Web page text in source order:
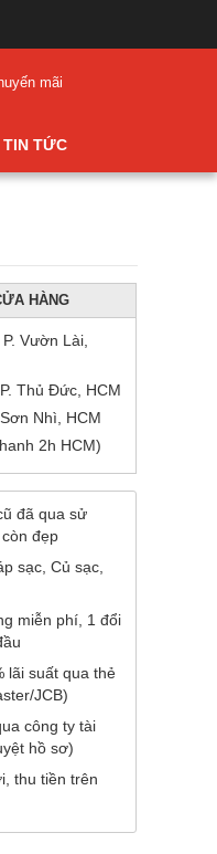
mãi
TIN TỨC
HÀNG
Vườn Lài,
Thủ Đức, HCM
Nhì, HCM
2h HCM)
đã qua sử
đẹp
sạc, Củ sạc,
miễn phí, 1 đổi
lãi suất qua thẻ
JCB)
công ty tài
hồ sơ)
thu tiền trên